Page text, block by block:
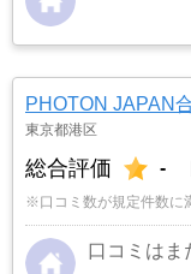
PHOTON JAPAN
東京都港区
総合評価 -
※口コミ数が規定件数に
口コミはま